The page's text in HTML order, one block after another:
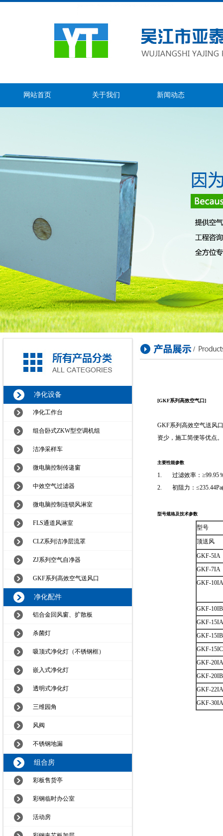
网站首页 关于我们 新闻动态
净化设备
净化工作台
组合卧式ZKW型空调机组
洁净采样车
微电脑控制传递窗
中效空气过滤器
微电脑控制连锁风淋室
FLS通道风淋室
CLZ系列洁净层流罩
ZJ系列空气自净器
GKF系列高效空气送风口
净化配件
铝合金回风窗、扩散板
杀菌灯
吸顶式净化灯（不锈钢框）
嵌入式净化灯
透明式净化灯
三维园角
风阀
不锈钢地漏
组合房
彩板售货亭
彩钢临时办公室
活动房
[GKF系列高效空气口]
GKF系列高效空气送风
资少，施工简便等优点。
主要性能参数
1. 过滤效率：≥99.95
2. 初阻力：
型号规格及技术参数
型号
顶送风
GKF-5IA
GKF-7IA
GKF-10IA
GKF-10IB
GKF-15IA
GKF-15IB
GKF-15IC
GKF-20IA
GKF-20IB
GKF-22IA
GKF-30IA